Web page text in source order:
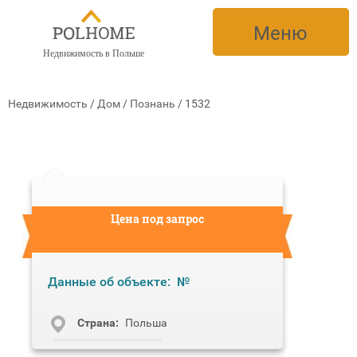
Недвижимость в Польше
Меню
Недвижимость / Дом / Познань / 1532
Цена под запрос
Данные об объекте: №
Cтрана: Польша